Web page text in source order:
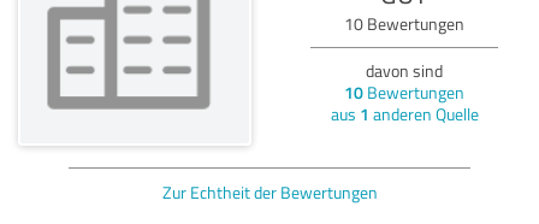
10 Bewertungen
davon sind
10 Bewertungen
aus 1 anderen Quelle
Zur Echtheit der Bewertungen